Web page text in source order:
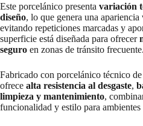
Este porcelánico presenta variación
diseño, lo que genera una
evitando repeticiones marcadas y
superficie está diseñada para ofrecer
seguro en zonas de tránsito frecuente.
Fabricado con porcelánico técnico
ofrece alta resistencia al desgaste,
limpieza y mantenimiento,
funcionalidad y estilo para ambientes